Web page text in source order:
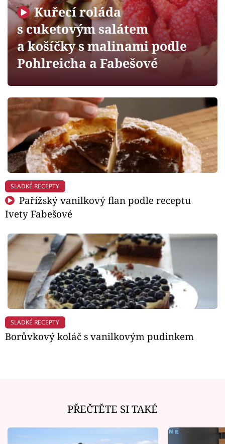
Sledujte prima+
Filmový festival Karlovy Vary
Mámy sobě
Přihlášení
Sledujte nás
Kuřecí roláda
s cuketovým salátem
a košíčky s malinami podle
Pohlreicha a Fabešové
SLADKÉ RECEPTY
Pařížský vanilkový flan podle receptu
Ivety Fabešové
SLADKÉ RECEPTY
Borůvkový koláč s vanilkovým pudinkem
PŘEČTĚTE SI TAKÉ